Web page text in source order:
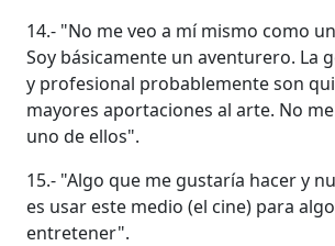
14.- "No me veo a mí mismo como
Soy básicamente un aventurero. La
y profesional probablemente son
mayores aportaciones al arte. No
uno de ellos".
15.- "Algo que me gustaría hacer y
es usar este medio (el cine) para
entretener".